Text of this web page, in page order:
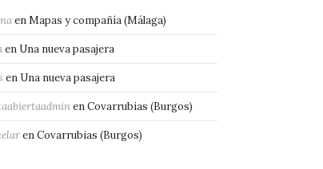
enMapas y compañía (Málaga)
en Una nueva pasajera
en Una nueva pasajera
enCovarrubias (Burgos)
enCovarrubias (Burgos)